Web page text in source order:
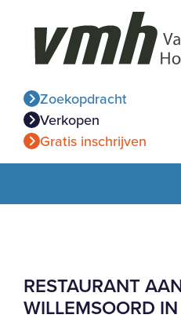
Zoekopdracht
Verkopen
Gratis inschrijven
RESTAURANT
WILLEMSOORD